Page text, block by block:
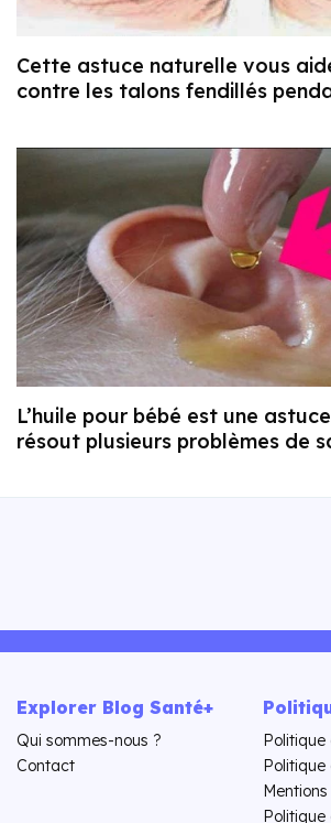
Cette astuce naturelle vous
contre les talons fendillés
L’huile pour bébé est une
résout plusieurs problèmes de
Explorer Blog Santé+
Qui sommes-nous ?
Contact
Politique
Politique